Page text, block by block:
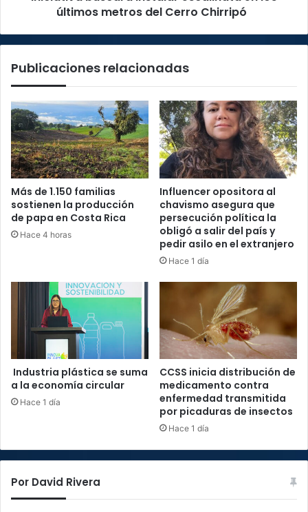
últimos metros del Cerro Chirripó
Publicaciones relacionadas
Más de 1.150 familias
sostienen la producción
de papa en Costa Rica
Hace 4 horas
Influencer opositora al
chavismo asegura que
persecución política la
obligó a salir del país y
pedir asilo en el extranjero
Hace 1 día
Industria plástica se suma
a la economía circular
Hace 1 día
CCSS inicia distribución de
medicamento contra
enfermedad transmitida
por picaduras de insectos
Hace 1 día
Por David Rivera